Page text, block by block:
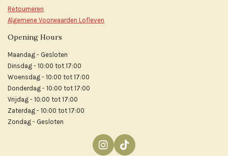
Retourneren
Algemene Voorwaarden Lofleven
Opening Hours
Maandag - Gesloten
Dinsdag - 10:00 tot 17:00
Woensdag - 10:00 tot 17:00
Donderdag - 10:00 tot 17:00
Vrijdag - 10:00 tot 17:00
Zaterdag - 10:00 tot 17:00
Zondag - Gesloten
I
T